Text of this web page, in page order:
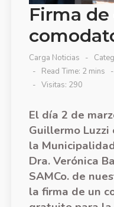
Firma
Carga Noticias
Read Time: 2 mins
Visitas: 290
El día 2 de
Guillermo
la
Dra. Verónica
SAMCo. de
la firma de un